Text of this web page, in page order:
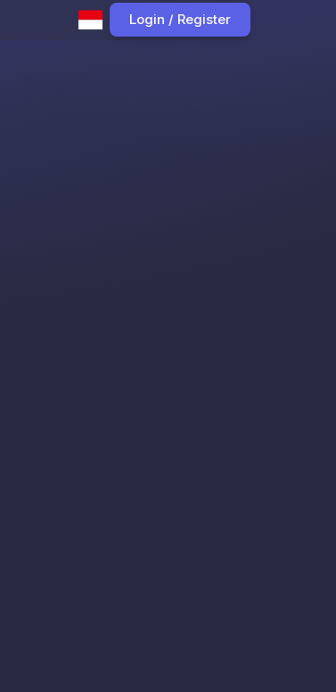
Login / Register